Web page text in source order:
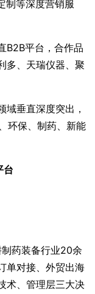
制等深度营销服
B2B平台，合作品
多、天瑞仪器、聚
域垂直深度突出，
环保、制药、新能
台
药装备行业20余
单对接、外贸出海
术、管理层三大决